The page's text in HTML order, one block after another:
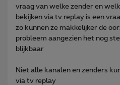
vraag van welke zender en
bekijken via tv replay is een
zo kunnen ze makkelijker de
probleem aangezien het nog
blijkbaar
Niet alle kanalen en zenders
via tv replay